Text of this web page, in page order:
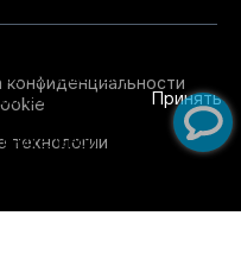
конфиденциальности
технологии
использовать
Принять